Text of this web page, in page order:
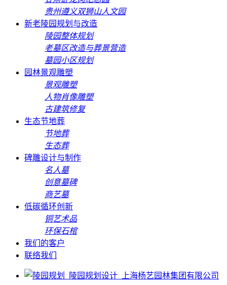
贵州遵义双狮山人文园
新老陵园规划与改造
陵园整体规划
老墓区改造与葬景营造
墓园小区规划
园林景观雕塑
景观雕塑
人物肖像雕塑
古建筑修复
生态节地葬
节地葬
生态葬
碑雕设计与制作
名人墓
创意墓碑
商艺墓
低碳循环创新
铜艺术品
环保石棺
我们的客户
联络我们